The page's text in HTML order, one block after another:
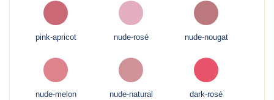
pink-apricot nude-rosé nude-nougat
nude-melon nude-natural dark-rosé